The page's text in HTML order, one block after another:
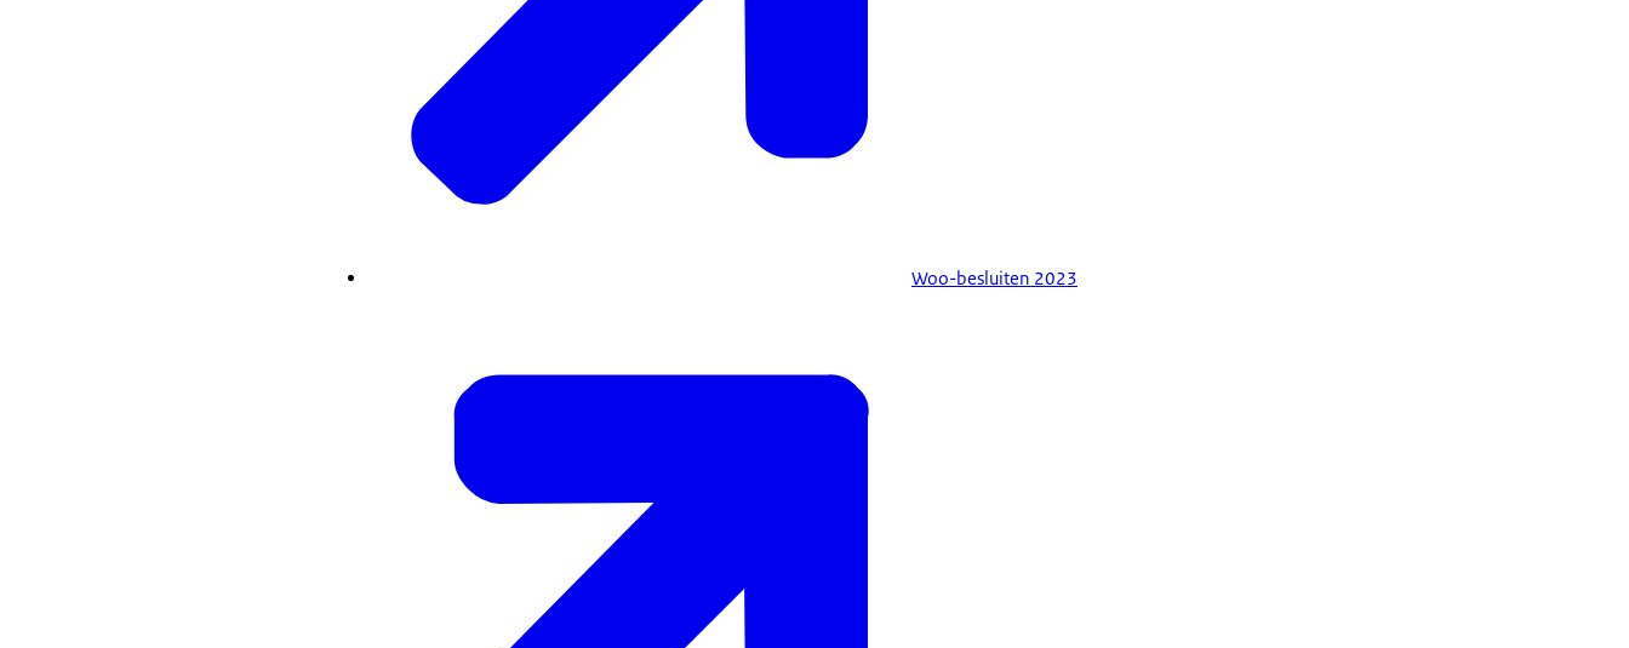
Woo-besluiten 2023